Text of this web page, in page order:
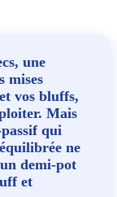
une
mises
vos bluffs,
Mais
qui
ne
demi-pot
et